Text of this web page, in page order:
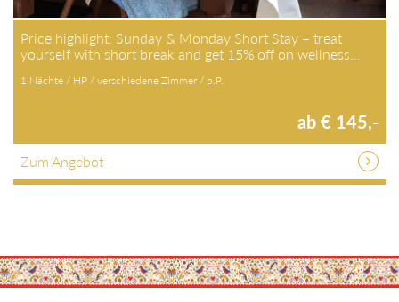
Price highlight: Sunday & Monday Short Stay – treat
yourself with short break and get 15% off on wellness…
1 Nächte / HP / verschiedene Zimmer / p.P.
ab € 145,-
Zum Angebot